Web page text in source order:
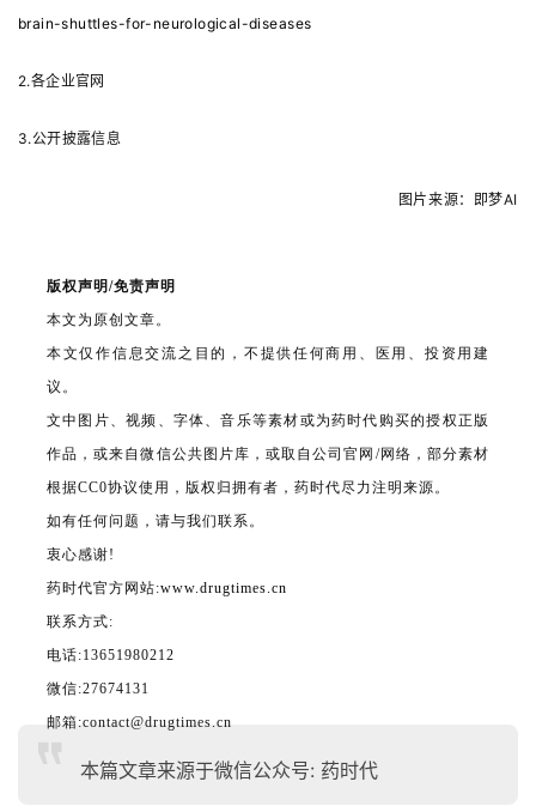
brain-shuttles-for-neurological-diseases
2.各企业官网
3.公开披露信息
图片来源：即梦AI
版权声明/免责声明
本文为原创文章。
本文仅作信息交流之目的，不提供任何商用、医用、投资用建
议。
文中图片、视频、字体、音乐等素材或为药时代购买的授权正版
作品，或来自微信公共图片库，或取自公司官网/网络，部分素材
根据CC0协议使用，版权归拥有者，药时代尽力注明来源。
如有任何问题，请与我们联系。
衷心感谢!
药时代官方网站:www.drugtimes.cn
联系方式:
电话:13651980212
微信:27674131
邮箱:contact@drugtimes.cn
本篇文章来源于微信公众号: 药时代